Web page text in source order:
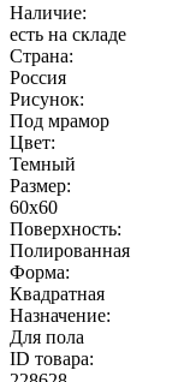
Наличие:
есть на складе
Страна:
Россия
Рисунок:
Под мрамор
Цвет:
Темный
Размер:
60x60
Поверхность:
Полированная
Форма:
Квадратная
Назначение:
Для пола
ID товара: